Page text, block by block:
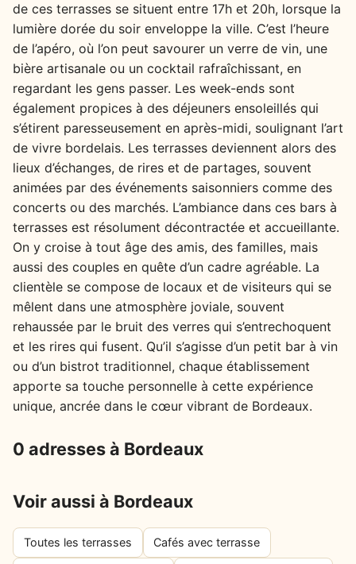
de ces terrasses se situent entre 17h et 20h, lorsque la
lumière dorée du soir enveloppe la ville. C’est l’heure
de l’apéro, où l’on peut savourer un verre de vin, une
bière artisanale ou un cocktail rafraîchissant, en
regardant les gens passer. Les week-ends sont
également propices à des déjeuners ensoleillés qui
s’étirent paresseusement en après-midi, soulignant l’art
de vivre bordelais. Les terrasses deviennent alors des
lieux d’échanges, de rires et de partages, souvent
animées par des événements saisonniers comme des
concerts ou des marchés. L’ambiance dans ces bars à
terrasses est résolument décontractée et accueillante.
On y croise à tout âge des amis, des familles, mais
aussi des couples en quête d’un cadre agréable. La
clientèle se compose de locaux et de visiteurs qui se
mêlent dans une atmosphère joviale, souvent
rehaussée par le bruit des verres qui s’entrechoquent
et les rires qui fusent. Qu’il s’agisse d’un petit bar à vin
ou d’un bistrot traditionnel, chaque établissement
apporte sa touche personnelle à cette expérience
unique, ancrée dans le cœur vibrant de Bordeaux.
0 adresses à Bordeaux
Voir aussi à Bordeaux
Toutes les terrasses Cafés avec terrasse